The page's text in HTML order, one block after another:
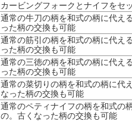
カービングフォークとナイフをセ
通常の牛刀の柄を和式の柄に代え
った柄の交換も可能
通常の筋引の柄を和式の柄に代え
った柄の交換も可能
通常の三徳の柄を和式の柄に代え
った柄の交換も可能
通常の菜切りの柄を和式の柄に代
なった柄の交換も可能
通常のペティナイフの柄を和式の
の。古くなった柄の交換も可能